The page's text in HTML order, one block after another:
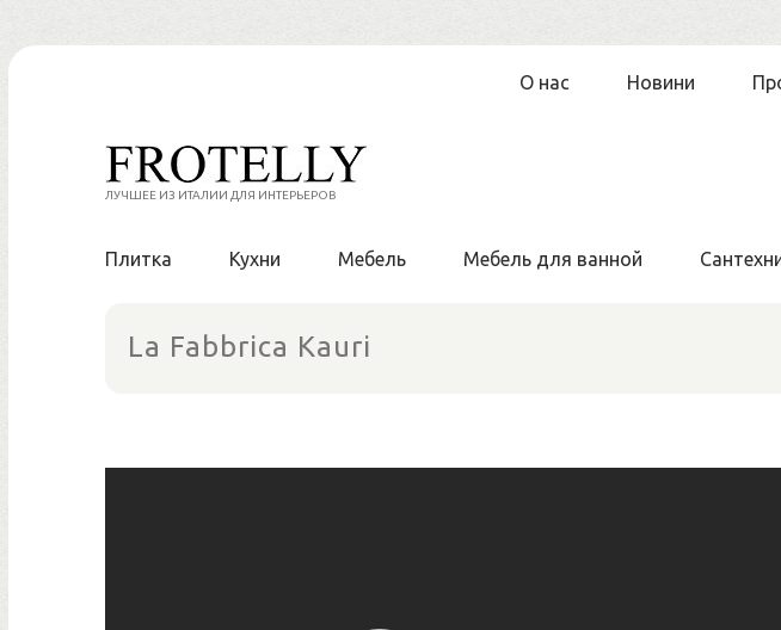
Skip
О нас Новини
ЛУЧШЕЕ ИЗ ИТАЛИИ ДЛЯ ИНТЕРЬЕРОВ
Плитка Кухни Мебель Мебель для ванной
La Fabbrica Kauri